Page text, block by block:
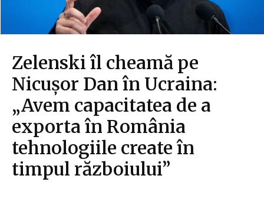
Zelenski îl cheamă pe
Nicușor Dan în Ucraina:
„Avem capacitatea de a
exporta în România
tehnologiile create în
timpul războiului”